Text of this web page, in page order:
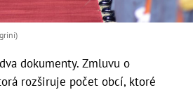
dokumenty. Zmluvu o
rozširuje počet obcí, ktoré